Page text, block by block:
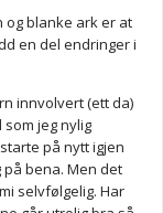
og blanke ark er at
en del endringer i
innvolvert (ett da)
jeg nylig
på nytt igjen
på bena. Men det
selvfølgelig. Har